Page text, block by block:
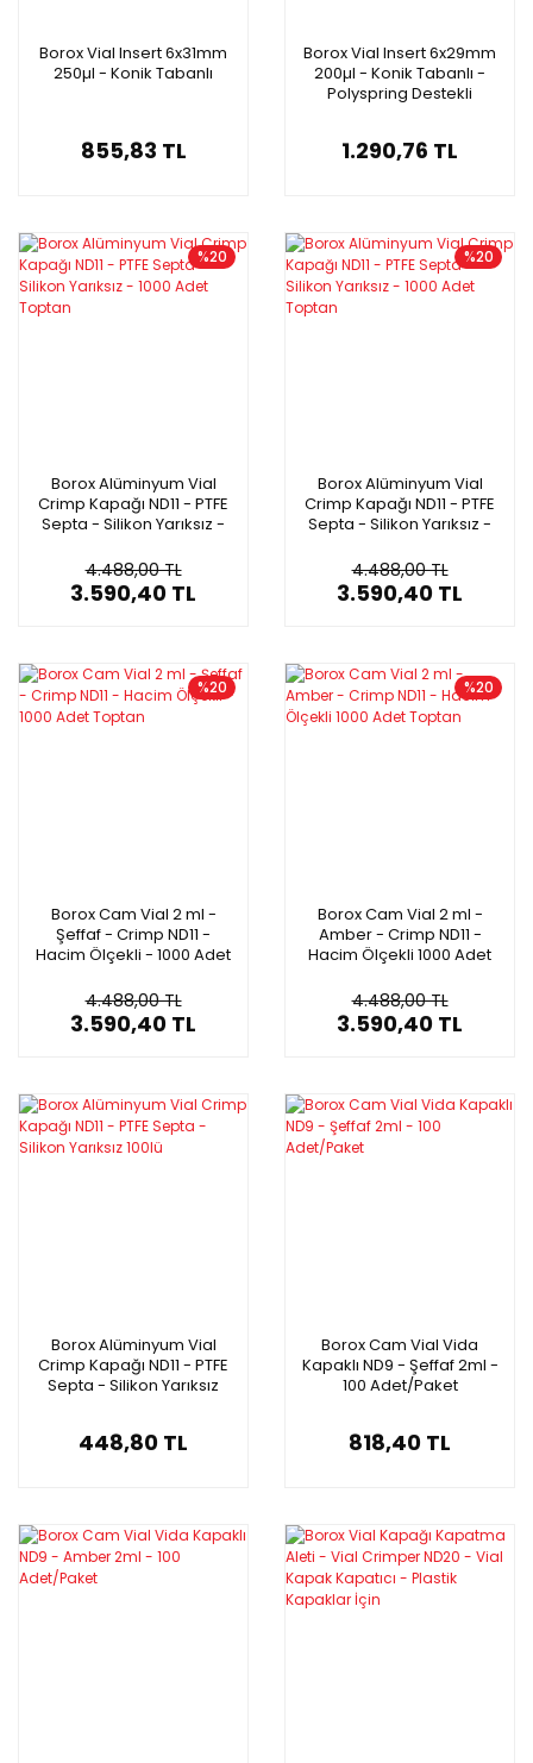
Borox Vial Insert 6x31mm
250µl - Konik Tabanlı
855,83 TL
Borox Vial Insert 6x29mm
200µl - Konik Tabanlı -
Polyspring Destekli
1.290,76 TL
%20
Borox Alüminyum Vial
Crimp Kapağı ND11 - PTFE
Septa - Silikon Yarıksız -
4.488,00 TL
3.590,40 TL
%20
Borox Alüminyum Vial
Crimp Kapağı ND11 - PTFE
Septa - Silikon Yarıksız -
4.488,00 TL
3.590,40 TL
%20
Borox Cam Vial 2 ml -
Şeffaf - Crimp ND11 -
Hacim Ölçekli - 1000 Adet
4.488,00 TL
3.590,40 TL
%20
Borox Cam Vial 2 ml -
Amber - Crimp ND11 -
Hacim Ölçekli 1000 Adet
4.488,00 TL
3.590,40 TL
Borox Alüminyum Vial
Crimp Kapağı ND11 - PTFE
Septa - Silikon Yarıksız
448,80 TL
Borox Cam Vial Vida
Kapaklı ND9 - Şeffaf 2ml -
100 Adet/Paket
818,40 TL